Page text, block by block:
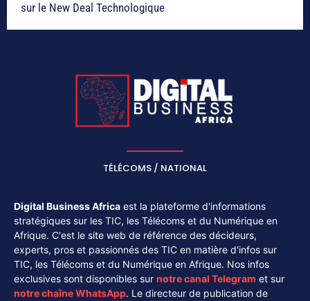
sur le New Deal Technologique
TÉLÉCOMS / NATIONAL
Digital Business Africa est la plateforme d'informations
stratégiques sur les TIC, les Télécoms et du Numérique en
Afrique. C'est le site web de référence des décideurs,
experts, pros et passionnés des TIC en matière d'infos sur
TIC, les Télécoms et du Numérique en Afrique. Nos infos
exclusives sont disponibles sur notre canal Telegram et sur
notre chaîneWhatsApp. Le directeur de publication de